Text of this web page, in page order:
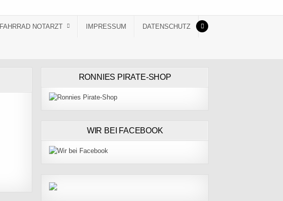
FAHRRAD NOTARZT IMPRESSUM DATENSCHUTZ
RONNIES PIRATE-SHOP
WIR BEI FACEBOOK